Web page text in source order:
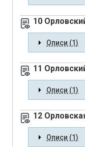
10
Описи (1)
11
Описи (1)
12
Описи (1)